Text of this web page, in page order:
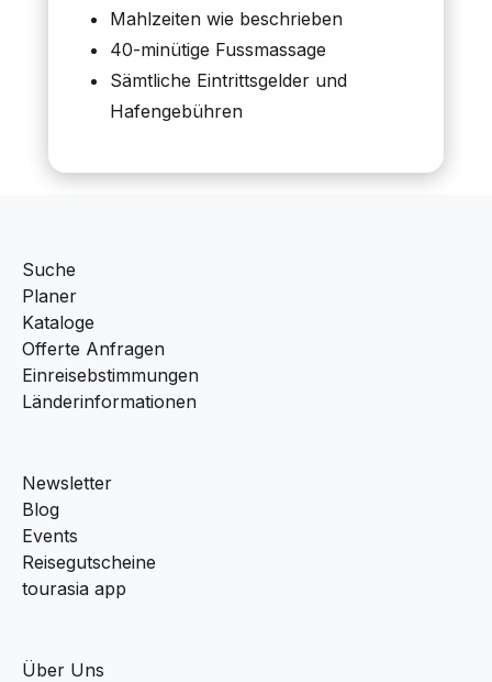
Mahlzeiten wie beschrieben
40-minütige Fussmassage
Sämtliche Eintrittsgelder und
Hafengebühren
Suche
Planer
Kataloge
Offerte Anfragen
Einreisebstimmungen
Länderinformationen
Newsletter
Blog
Events
Reisegutscheine
tourasia app
Über Uns